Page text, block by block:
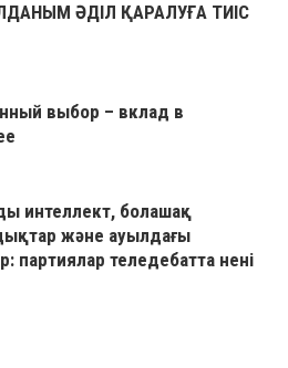
ӘДІЛ ҚАРАЛУҒА ТИІС
выбор – вклад в
интеллект, болашақ
және ауылдағы
партиялар теледебатта нені